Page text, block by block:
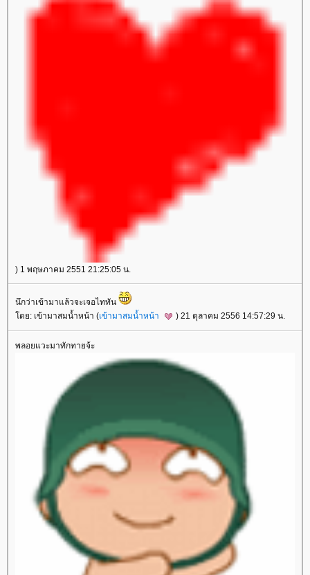
) 1 พฤษภาคม 2551 21:25:05 น.
นึกว่าเข้ามาแล้วจะเจอไททัน
ดย: เข้ามาสมน้ำหน้า (เข้ามาสมน้ำหน้า ) 21 ตุลาคม 2556 14:57:29 น.
พลอยแวะมาทักทายจ้ะ